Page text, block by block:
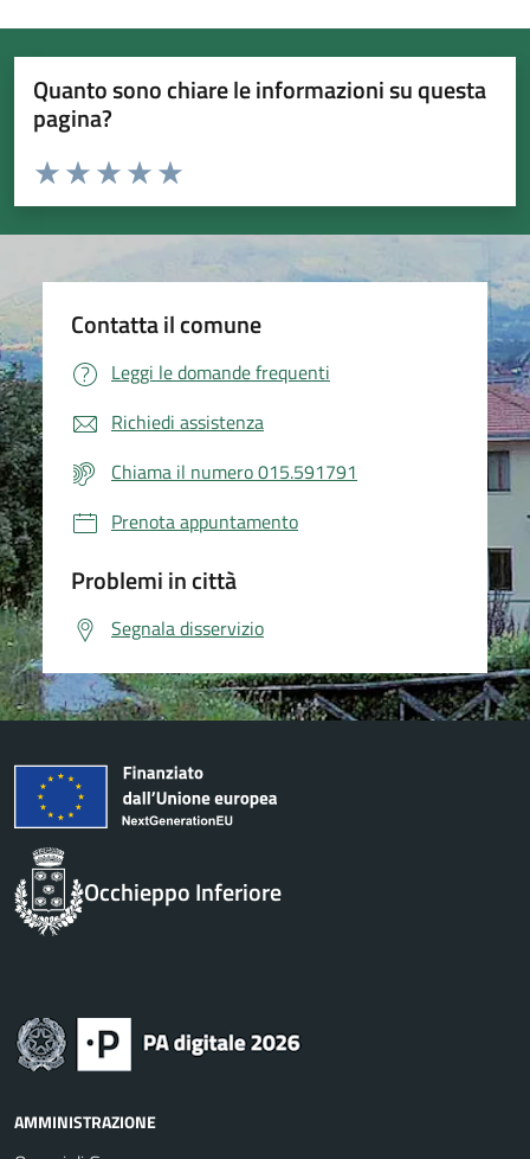
Quanto sono chiare le informazioni su questa
pagina?
Valuta da 1 a 5 stelle la pagina
Valuta 5 stelle su 5
Valuta 4 stelle su 5
Valuta 3 stelle su 5
Valuta 2 stelle su 5
Valuta 1 stelle su 5
Contatta il comune
Leggi le domande frequenti
Richiedi assistenza
Chiama il numero 015.591791
Prenota appuntamento
Problemi in città
Segnala disservizio
Occhieppo Inferiore
AMMINISTRAZIONE